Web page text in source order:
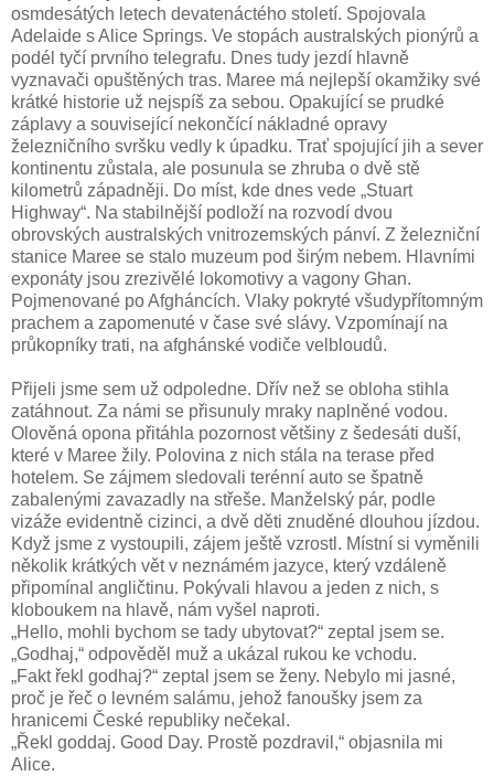
osmdesátých letech devatenáctého století. Spojovala
Adelaide s Alice Springs. Ve stopách australských pionýrů a
podél tyčí prvního telegrafu. Dnes tudy jezdí hlavně
vyznavači opuštěných tras. Maree má nejlepší okamžiky své
krátké historie už nejspíš za sebou. Opakující se prudké
záplavy a související nekončící nákladné opravy
železničního svršku vedly k úpadku. Trať spojující jih a sever
kontinentu zůstala, ale posunula se zhruba o dvě stě
kilometrů západněji. Do míst, kde dnes vede „Stuart
Highway“. Na stabilnější podloží na rozvodí dvou
obrovských australských vnitrozemských pánví. Z železniční
stanice Maree se stalo muzeum pod širým nebem. Hlavními
exponáty jsou zrezivělé lokomotivy a vagony Ghan.
Pojmenované po Afgháncích. Vlaky pokryté všudypřítomným
prachem a zapomenuté v čase své slávy. Vzpomínají na
průkopníky trati, na afghánské vodiče velbloudů.
Přijeli jsme sem už odpoledne. Dřív než se obloha stihla
zatáhnout. Za námi se přisunuly mraky naplněné vodou.
Olověná opona přitáhla pozornost většiny z šedesáti duší,
které v Maree žily. Polovina z nich stála na terase před
hotelem. Se zájmem sledovali terénní auto se špatně
zabalenými zavazadly na střeše. Manželský pár, podle
vizáže evidentně cizinci, a dvě děti znuděné dlouhou jízdou.
Když jsme z vystoupili, zájem ještě vzrostl. Místní si vyměnili
několik krátkých vět v neznámém jazyce, který vzdáleně
připomínal angličtinu. Pokývali hlavou a jeden z nich, s
kloboukem na hlavě, nám vyšel naproti.
„Hello, mohli bychom se tady ubytovat?“ zeptal jsem se.
„Godhaj,“ odpověděl muž a ukázal rukou ke vchodu.
„Fakt řekl godhaj?“ zeptal jsem se ženy. Nebylo mi jasné,
proč je řeč o levném salámu, jehož fanoušky jsem za
hranicemi České republiky nečekal.
„Řekl goddaj. Good Day. Prostě pozdravil,“ objasnila mi
Alice.